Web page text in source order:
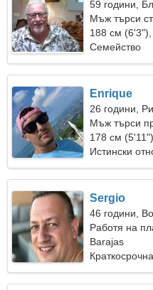
59 години,
Мъж търси
188 см (6'3"),
Семейство
Enrique
26 години,
Мъж търси
178 см
Истински
Sergio
46 години,
Работя на
жена
Barajas